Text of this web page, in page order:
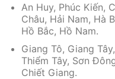
An Huy, Phúc Kiến,
Châu, Hải Nam, Hà
Hồ Bắc, Hồ Nam.
Giang Tô, Giang
Thiểm Tây, Sơn
Chiết Giang.